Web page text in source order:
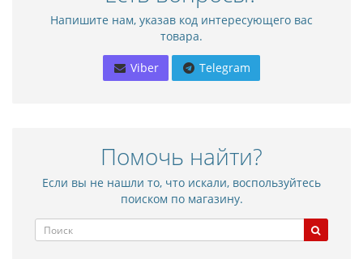
Напишите нам, указав код интересующего вас
товара.
Viber Telegram
Помочь найти?
Если вы не нашли то, что искали, воспользуйтесь
поиском по магазину.